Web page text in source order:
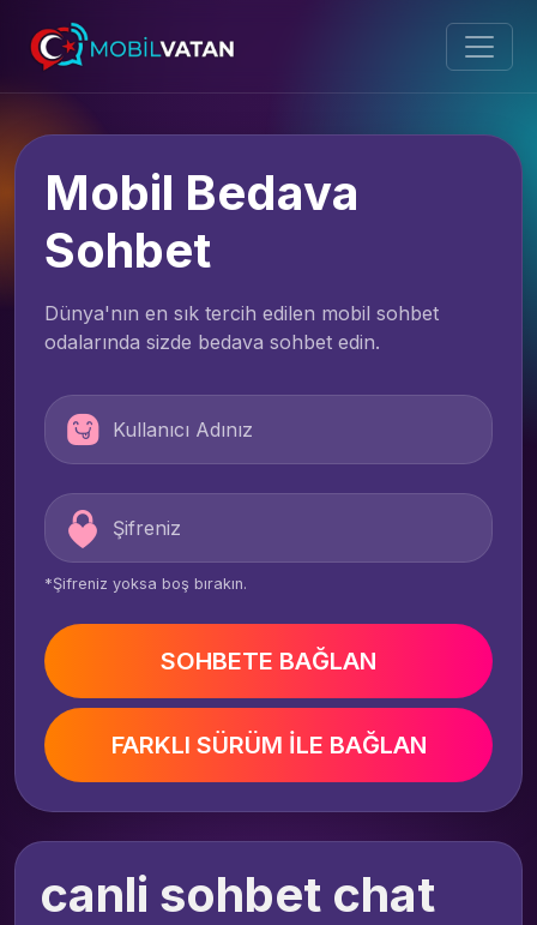
Mobil Bedava
Sohbet
Dünya'nın en sık tercih edilen mobil sohbet
odalarında sizde bedava sohbet edin.
*Şifreniz yoksa boş bırakın.
SOHBETE BAĞLAN
FARKLI SÜRÜM İLE BAĞLAN
canli sohbet chat